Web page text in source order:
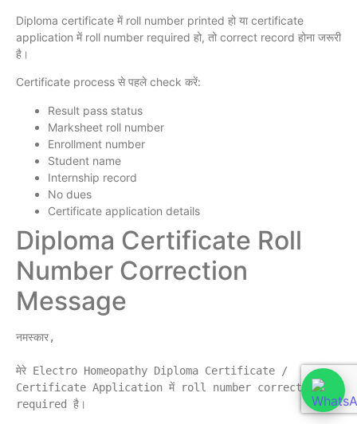
Diploma certificate में roll number printed हो या certificate
application में roll number required हो, तो correct record होना जरूरी
है।
Certificate process से पहले check करें:
Result pass status
Marksheet roll number
Enrollment number
Student name
Internship record
No dues
Certificate application details
Diploma Certificate Roll
Number Correction
Message
नमस्कार,
मेरे Electro Homeopathy Diploma Certificate /
Certificate Application में roll number correction
required है।